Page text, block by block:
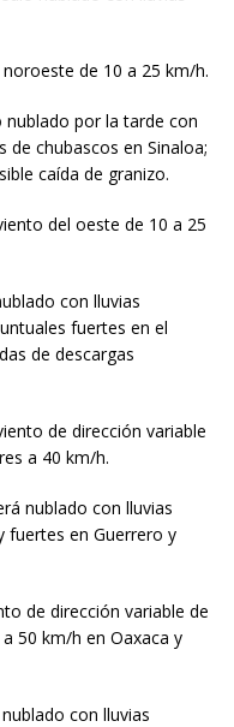
de 10 a 25 km/h.
nublado por la tarde con
de chubascos en Sinaloa;
caída de granizo.
del oeste de 10 a 25
con lluvias
fuertes en el
de descargas
de dirección variable
a 40 km/h.
nublado con lluvias
fuertes en Guerrero y
de dirección variable de
50 km/h en Oaxaca y
con lluvias